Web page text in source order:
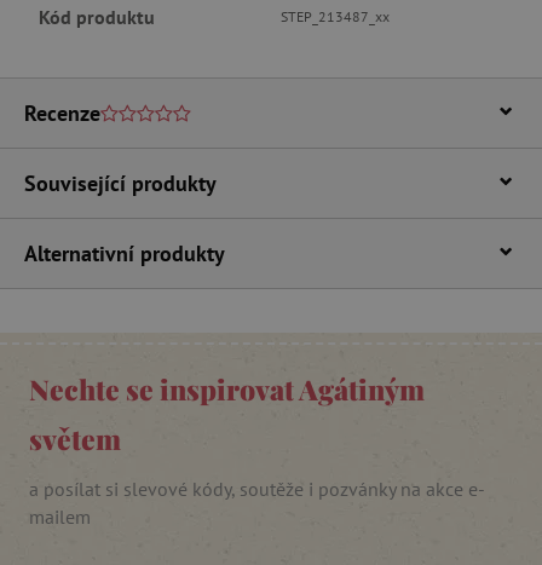
Kód produktu STEP_213487_xx
Recenze
Související produkty
Alternativní produkty
Nechte se inspirovat Agátiným
světem
a posílat si slevové kódy, soutěže i pozvánky na akce e-
mailem
přihlášení uživatele a správa účtu. Webové
cookie správně používat.
Provider/
.vimeo.com